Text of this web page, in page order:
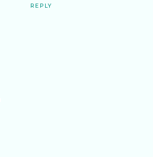
REPLY